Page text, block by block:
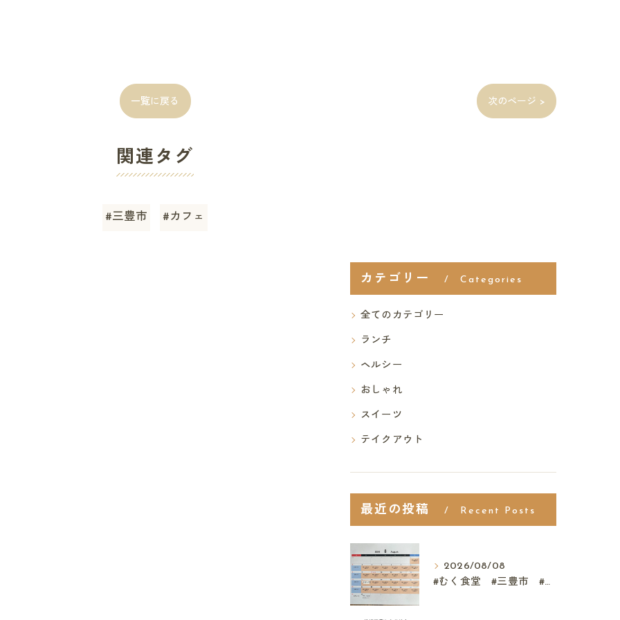
一覧に戻る 次のページ >
関連タグ
#三豊市 #カフェ
カテゴリー Categories
全てのカテゴリー
ランチ
ヘルシー
おしゃれ
スイーツ
テイクアウト
最近の投稿 Recent Posts
2026/08/08
#むく食堂 #三豊市 #レストラン #ランチ #スウィーツ